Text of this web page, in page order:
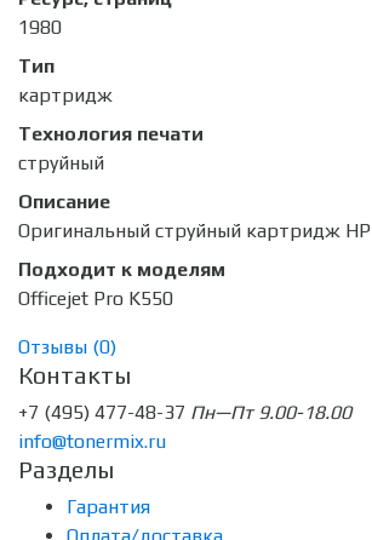
1980
Тип
картридж
Технология печати
струйный
Описание
Оригинальный струйный картридж HP
Подходит к моделям
Officejet Pro K550
Отзывы (0)
Контакты
+7 (495) 477-48-37 Пн—Пт 9.00-18.00
info@tonermix.ru
Разделы
Гарантия